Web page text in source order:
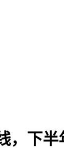
，下半